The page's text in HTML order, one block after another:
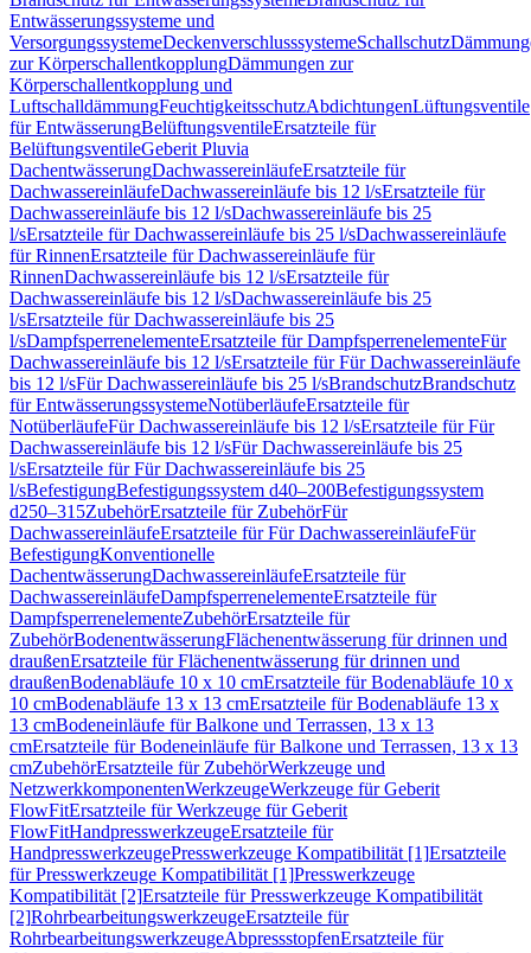
Entwässerungssysteme und
VersorgungssystemeDeckenverschlusssystemeSchallschutz
zur KörperschallentkopplungDämmungen zur
Körperschallentkopplung und
LuftschalldämmungFeuchtigkeitsschutzAbdichtungenLüftungsventile
für EntwässerungBelüftungsventileErsatzteile für
BelüftungsventileGeberit Pluvia
DachentwässerungDachwassereinläufeErsatzteile für
DachwassereinläufeDachwassereinläufe bis 12 l/sErsatzteile für
Dachwassereinläufe bis 12 l/sDachwassereinläufe bis 25
l/sErsatzteile für Dachwassereinläufe bis 25 l/sDachwassereinläufe
für RinnenErsatzteile für Dachwassereinläufe für
RinnenDachwassereinläufe bis 12 l/sErsatzteile für
Dachwassereinläufe bis 12 l/sDachwassereinläufe bis 25
l/sErsatzteile für Dachwassereinläufe bis 25
l/sDampfsperrenelementeErsatzteile für DampfsperrenelementeFür
Dachwassereinläufe bis 12 l/sErsatzteile für Für Dachwassereinläufe
bis 12 l/sFür Dachwassereinläufe bis 25 l/sBrandschutzBrandschutz
für EntwässerungssystemeNotüberläufeErsatzteile für
NotüberläufeFür Dachwassereinläufe bis 12 l/sErsatzteile für Für
Dachwassereinläufe bis 12 l/sFür Dachwassereinläufe bis 25
l/sErsatzteile für Für Dachwassereinläufe bis 25
l/sBefestigungBefestigungssystem d40–200Befestigungssystem
d250–315ZubehörErsatzteile für ZubehörFür
DachwassereinläufeErsatzteile für Für DachwassereinläufeFür
BefestigungKonventionelle
DachentwässerungDachwassereinläufeErsatzteile für
DachwassereinläufeDampfsperrenelementeErsatzteile für
DampfsperrenelementeZubehörErsatzteile für
ZubehörBodenentwässerungFlächenentwässerung für drinnen und
draußenErsatzteile für Flächenentwässerung für drinnen und
draußenBodenabläufe 10 x 10 cmErsatzteile für Bodenabläufe 10 x
10 cmBodenabläufe 13 x 13 cmErsatzteile für Bodenabläufe 13 x
13 cmBodeneinläufe für Balkone und Terrassen, 13 x 13
cmErsatzteile für Bodeneinläufe für Balkone und Terrassen, 13 x 13
cmZubehörErsatzteile für ZubehörWerkzeuge und
NetzwerkkomponentenWerkzeugeWerkzeuge für Geberit
FlowFitErsatzteile für Werkzeuge für Geberit
FlowFitHandpresswerkzeugeErsatzteile für
HandpresswerkzeugePresswerkzeuge Kompatibilität [1]Ersatzteile
für Presswerkzeuge Kompatibilität [1]Presswerkzeuge
Kompatibilität [2]Ersatzteile für Presswerkzeuge Kompatibilität
[2]RohrbearbeitungswerkzeugeErsatzteile für
RohrbearbeitungswerkzeugeAbpressstopfenErsatzteile für